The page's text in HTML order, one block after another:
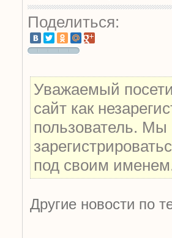
Поделиться:
Уважаемый
сайт как
пользователь.
под своим
Другие новости по